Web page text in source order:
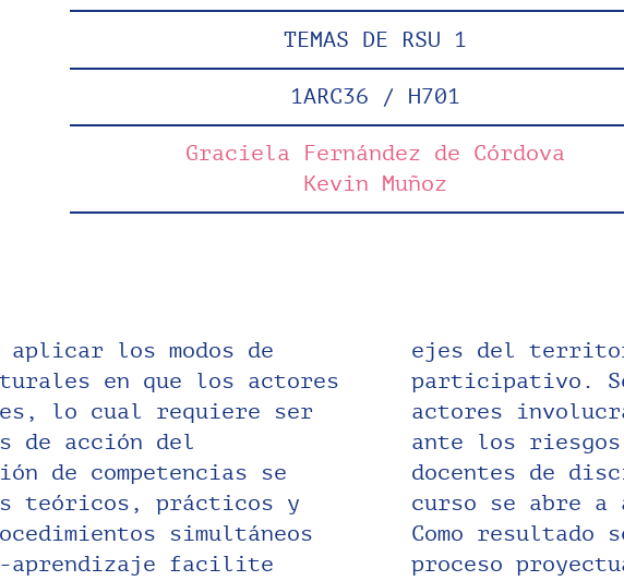
TEMAS DE RSU 1
1ARC36 / H701
Graciela Fernández de Córdova
Kevin Muñoz
los modos de
en que los actores
lo cual requiere ser
de acción del
de competencias se
teóricos, prácticos y
simultáneos
aprendizaje facilite
y
en campo con los
mayor vulnerabilidad
Se cuenta con
complementarias y el
de otras Facultades.
y retroalimenta el
este semestre se